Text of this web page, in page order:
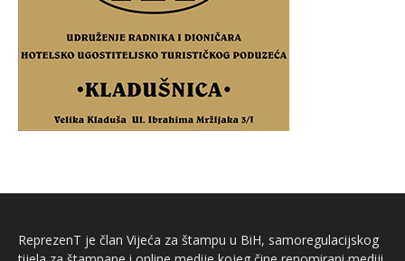
ReprezenT je član Vijeća za štampu u BiH, samoregulacijskog